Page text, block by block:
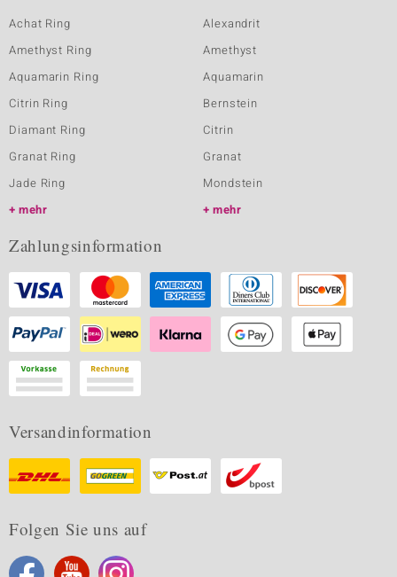
Achat Ring
Amethyst Ring
Aquamarin Ring
Citrin Ring
Diamant Ring
Granat Ring
Jade Ring
mehr
Alexandrit
Amethyst
Aquamarin
Bernstein
Citrin
Granat
Mondstein
mehr
Zahlungsinformation
Versandinformation
Folgen Sie uns auf